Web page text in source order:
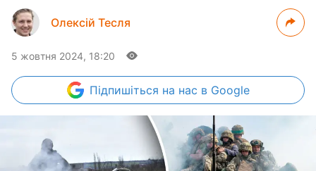
Олексій Тесля
5 жовтня 2024, 18:20
Підпишіться на нас в Google